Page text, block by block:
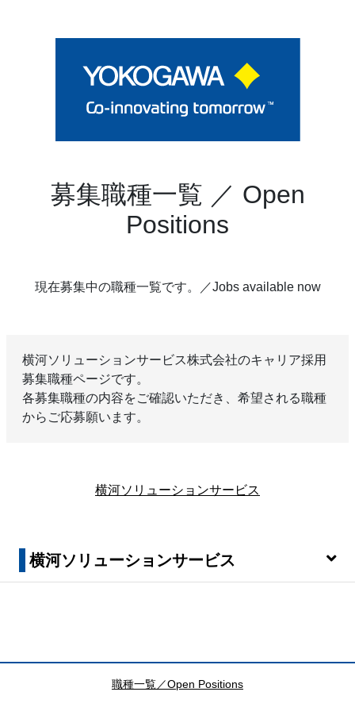
募集職種一覧 ／ Open
Positions
現在募集中の職種一覧です。／Jobs available now
横河ソリューションサービス株式会社のキャリア採用
募集職種ページです。
各募集職種の内容をご確認いただき、希望される職種
からご応募願います。
横河ソリューションサービス
横河ソリューションサービス
職種一覧／Open Positions